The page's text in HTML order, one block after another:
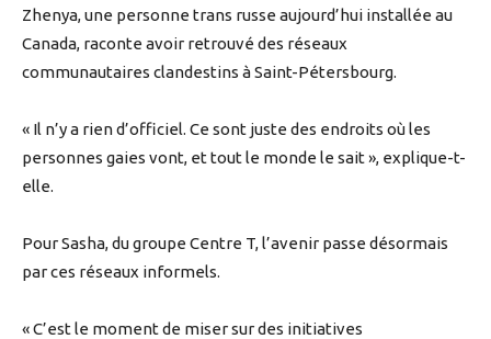
Zhenya, une personne trans russe aujourd’hui installée au
Canada, raconte avoir retrouvé des réseaux
communautaires clandestins à Saint-Pétersbourg.
« Il n’y a rien d’officiel. Ce sont juste des endroits où les
personnes gaies vont, et tout le monde le sait », explique-t-
elle.
Pour Sasha, du groupe Centre T, l’avenir passe désormais
par ces réseaux informels.
« C’est le moment de miser sur des initiatives